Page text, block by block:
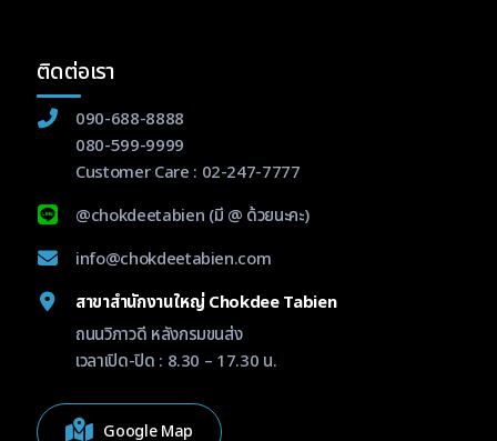
ติดต่อเรา
090-688-8888
080-599-9999
Customer Care : 02-247-7777
@chokdeetabien (มี @ ด้วยนะคะ)
info@chokdeetabien.com
สาขาสำนักงานใหญ่ Chokdee Tabien
ถนนวิภาวดี หลังกรมขนส่ง
เวลาเปิด-ปิด : 8.30 – 17.30 น.
Google Map